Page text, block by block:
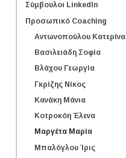
Σύμβουλοι LinkedΙn
Προσωπικό Coaching
Αντωνοπούλου Κατερίνα
Βασιλειάδη Σοφία
Βλάχου Γεωργία
Γκρίζης Νίκος
Κανάκη Μάνια
Κοτροκόη Έλενα
Μαργέτα Μαρία
Μπαλόγλου Ίρις